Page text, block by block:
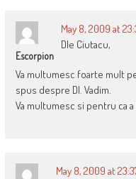
Escorpion
May 8, 2009 at
Dle Ciutacu,
Va multumesc foarte mult
spus despre Dl. Vadim.
Va multumesc si pentru ca
May 8, 2009 at